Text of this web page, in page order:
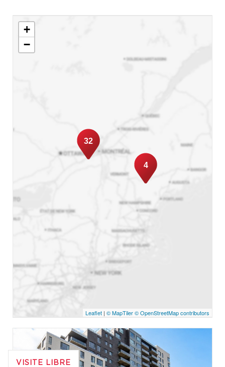
4
32
+
−
Leaflet | © MapTiler© OpenStreetMap contributors
VISITE LIBRE